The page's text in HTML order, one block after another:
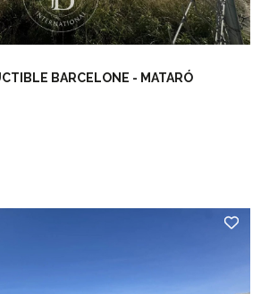
BARCELONE - MATARÓ